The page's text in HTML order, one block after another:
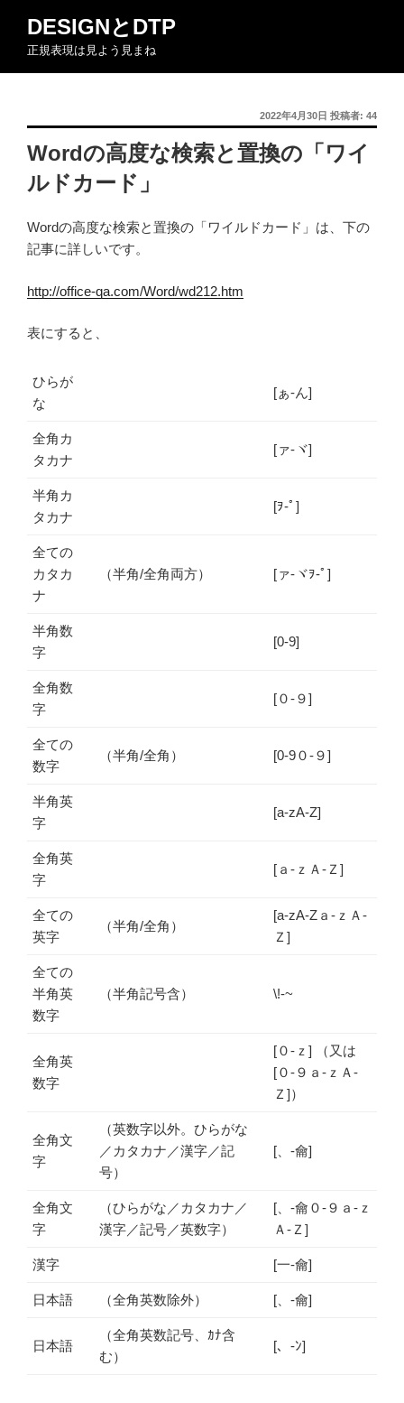
ン
DESIGNとDTP
正規表現は見よう見まね
投
稿
日:
2022年4月30日 投稿者: 44
Wordの高度な検索と置換の「ワイ
ルドカード」
Wordの高度な検索と置換の「ワイルドカード」は、下の
記事に詳しいです。
http://office-qa.com/Word/wd212.htm
表にすると、
ひらが
な
[ぁ-ん]
全角カ
タカナ
[ァ-ヾ]
半角カ
タカナ
[ｦ-ﾟ]
全ての
カタカ
ナ
（半角/全角両方） [ァ-ヾｦ-ﾟ]
半角数
字
[0-9]
全角数
字
[０-９]
全ての
数字
（半角/全角） [0-9０-９]
半角英
字
[a-zA-Z]
全角英
字
[ａ-ｚＡ-Ｚ]
全ての
英字
（半角/全角）
[a-zA-Zａ-ｚＡ-
Ｚ]
全ての
半角英
数字
（半角記号含） \!-~
全角英
数字
[０-ｚ] （又は
[０-９ａ-ｚＡ-
Ｚ]）
全角文
字
（英数字以外。ひらがな
／カタカナ／漢字／記
号）
[、-龠]
全角文
字
（ひらがな／カタカナ／
漢字／記号／英数字）
[、-龠０-９ａ-ｚ
Ａ-Ｚ]
漢字 [一-龠]
日本語 （全角英数除外） [、-龠]
日本語
（全角英数記号、ｶﾅ含
む）
[、-ﾝ]